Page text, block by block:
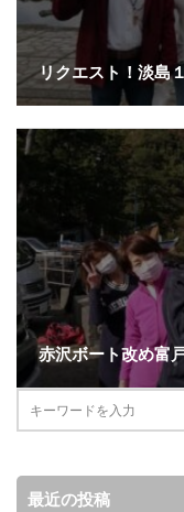
リクエスト！淡島
赤沢ボート改め富
最近の投稿